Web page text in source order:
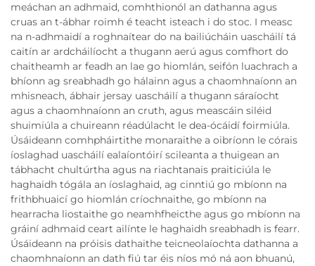
meáchan an adhmaid, comhthionól an dathanna agus
cruas an t-ábhar roimh é teacht isteach i do stoc. I measc
na n-adhmaidí a roghnaítear do na bailiúcháin uascháilí tá
caitín ar ardcháilíocht a thugann aerú agus comfhort do
chaitheamh ar feadh an lae go hiomlán, seifón luachrach a
bhíonn ag sreabhadh go hálainn agus a chaomhnaíonn an
mhisneach, ábhair jersay uascháilí a thugann sáraíocht
agus a chaomhnaíonn an cruth, agus meascáin siléid
shuimiúla a chuireann réadúlacht le dea-ócáidí foirmiúla.
Úsáideann comhpháirtithe monaraithe a oibríonn le córais
íoslaghad uascháilí ealaíontóirí scileanta a thuigean an
tábhacht chultúrtha agus na riachtanais praiticiúla le
haghaidh tógála an íoslaghaid, ag cinntiú go mbíonn na
frithbhuaicí go hiomlán críochnaithe, go mbíonn na
hearracha liostaithe go neamhfheicthe agus go mbíonn na
gráiní adhmaid ceart ailínte le haghaidh sreabhadh is fearr.
Úsáideann na próisis dathaithe teicneolaíochta dathanna a
chaomhnaíonn an dath fiú tar éis níos mó ná aon bhuanú,